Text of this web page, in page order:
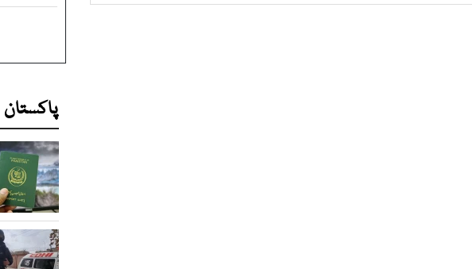
پاکستان